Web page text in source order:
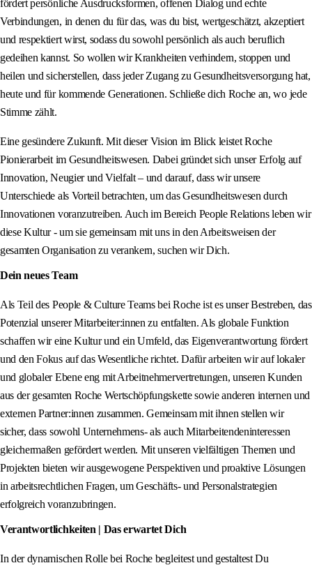
fördert persönliche Ausdrucksformen, offenen Dialog und echte
Verbindungen, in denen du für das, was du bist, wertgeschätzt, akzeptiert
und respektiert wirst, sodass du sowohl persönlich als auch beruflich
gedeihen kannst. So wollen wir Krankheiten verhindern, stoppen und
heilen und sicherstellen, dass jeder Zugang zu Gesundheitsversorgung hat,
heute und für kommende Generationen. Schließe dich Roche an, wo jede
Stimme zählt.
Eine gesündere Zukunft. Mit dieser Vision im Blick leistet Roche
Pionierarbeit im Gesundheitswesen. Dabei gründet sich unser Erfolg auf
Innovation, Neugier und Vielfalt – und darauf, dass wir unsere
Unterschiede als Vorteil betrachten, um das Gesundheitswesen durch
Innovationen voranzutreiben. Auch im Bereich People Relations leben wir
diese Kultur - um sie gemeinsam mit uns in den Arbeitsweisen der
gesamten Organisation zu verankern, suchen wir Dich.
Dein neues Team
Als Teil des People & Culture Teams bei Roche ist es unser Bestreben, das
Potenzial unserer Mitarbeiter:innen zu entfalten. Als globale Funktion
schaffen wir eine Kultur und ein Umfeld, das Eigenverantwortung fördert
und den Fokus auf das Wesentliche richtet. Dafür arbeiten wir auf lokaler
und globaler Ebene eng mit Arbeitnehmervertretungen, unseren Kunden
aus der gesamten Roche Wertschöpfungskette sowie anderen internen und
externen Partner:innen zusammen. Gemeinsam mit ihnen stellen wir
sicher, dass sowohl Unternehmens- als auch Mitarbeitendeninteressen
gleichermaßen gefördert werden. Mit unseren vielfältigen Themen und
Projekten bieten wir ausgewogene Perspektiven und proaktive Lösungen
in arbeitsrechtlichen Fragen, um Geschäfts- und Personalstrategien
erfolgreich voranzubringen.
Verantwortlichkeiten | Das erwartet Dich
In der dynamischen Rolle bei Roche begleitest und gestaltest Du